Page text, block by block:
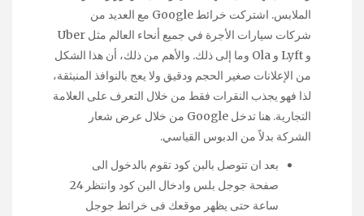
الملابس. اشتركت خرائط Google مع العديد من
شركات سيارات الأجرة في جميع أنحاء العالم مثل Uber
و Lyft و Ola وما إلى ذلك. والأهم من ذلك، أن هذا الشكل
من الإعلانات صغير الحجم ودقيق ولا يعج بالنوافذ المنبثقة،
لذا فهو يجذب النقرات فقط من خلال التعرف على العلامة
التجارية. هنا تدخل Google من خلال عرض شعار
الشركة بدلاً من الدبوس القياسي.
بعد ان تتوصل بالبن كود تقوم بالدخول الى
صفحة جوجل بلس وادخال البن كود وانتظر 24
ساعة حتى يظهر موقعك فى خرائط جوجل